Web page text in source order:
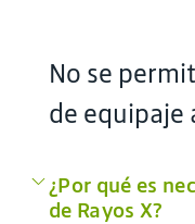
No se
de equipaje
¿Por qué es
de Rayos X?